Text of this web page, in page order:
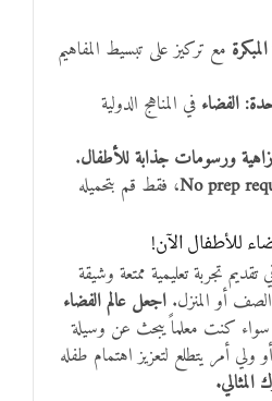
مع تركيز على تبسيط المفاهيم
الفضاء في المناهج الدولية
ورسومات جذابة للأطفال.
No prep، فقط قم بتحميله
للأطفال الآن!
تقديم تجربة تعليمية ممتعة وشيقة
أو المنزل. اجعل عالم الفضاء
سواء كنت معلماً يبحث عن وسيلة
أمر يتطلع لتعزيز اهتمام طفله